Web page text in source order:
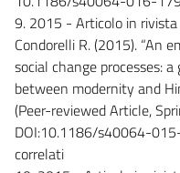
9. 2015 - Articolo in rivista
Condorelli R. (2015). “An
social change processes:
between modernity and
(Peer-reviewed Article,
DOI:10.1186/s40064-
correlati